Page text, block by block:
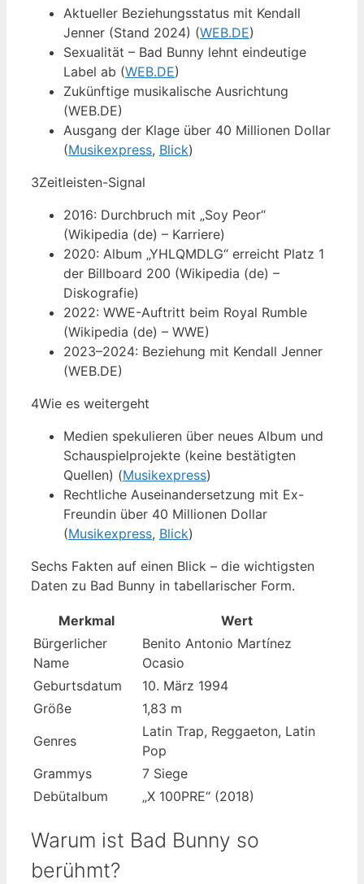
Aktueller Beziehungsstatus mit Kendall
Jenner (Stand 2024) (WEB.DE)
Sexualität – Bad Bunny lehnt eindeutige
Label ab (WEB.DE)
Zukünftige musikalische Ausrichtung
(WEB.DE)
Ausgang der Klage über 40 Millionen Dollar
(Musikexpress, Blick)
3Zeitleisten-Signal
2016: Durchbruch mit „Soy Peor“
(Wikipedia (de) – Karriere)
2020: Album „YHLQMDLG“ erreicht Platz 1
der Billboard 200 (Wikipedia (de) –
Diskografie)
2022: WWE-Auftritt beim Royal Rumble
(Wikipedia (de) – WWE)
2023–2024: Beziehung mit Kendall Jenner
(WEB.DE)
4Wie es weitergeht
Medien spekulieren über neues Album und
Schauspielprojekte (keine bestätigten
Quellen) (Musikexpress)
Rechtliche Auseinandersetzung mit Ex-
Freundin über 40 Millionen Dollar
(Musikexpress, Blick)
Sechs Fakten auf einen Blick – die wichtigsten
Daten zu Bad Bunny in tabellarischer Form.
Merkmal
Wert
Bürgerlicher
Name
Benito Antonio Martínez
Ocasio
Geburtsdatum
10. März 1994
Größe
1,83 m
Genres
Latin Trap, Reggaeton, Latin
Pop
Grammys
7 Siege
Debütalbum
„X 100PRE“ (2018)
Warum ist Bad Bunny so
berühmt?